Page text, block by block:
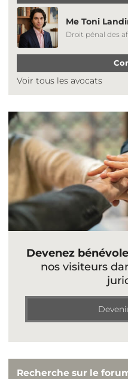
Me Toni
Droit pénal des
Voir tous les avocats
Devenez bénévole
nos visiteurs
Recherche sur le